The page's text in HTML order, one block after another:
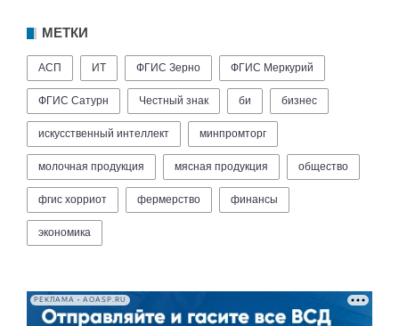
МЕТКИ
АСП ИТ ФГИС Зерно ФГИС Меркурий
ФГИС Сатурн Честный знак би бизнес
искусственный интеллект минпромторг
молочная продукция мясная продукция общество
фгис хорриот фермерство финансы
экономика
РЕКЛАМА • AOASP.RU